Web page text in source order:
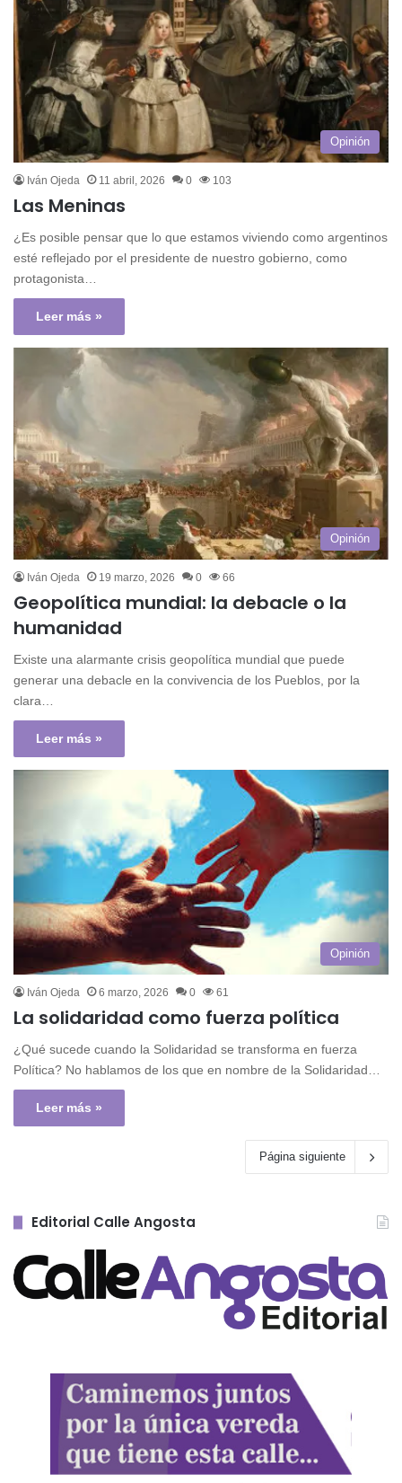
Opinión
Iván Ojeda 11 abril, 2026 0 103
Las Meninas
¿Es posible pensar que lo que estamos viviendo como argentinos
esté reflejado por el presidente de nuestro gobierno, como
protagonista…
Leer más »
Opinión
Iván Ojeda 19 marzo, 2026 0 66
Geopolítica mundial: la debacle o la
humanidad
Existe una alarmante crisis geopolítica mundial que puede
generar una debacle en la convivencia de los Pueblos, por la
clara…
Leer más »
Opinión
Iván Ojeda 6 marzo, 2026 0 61
La solidaridad como fuerza política
¿Qué sucede cuando la Solidaridad se transforma en fuerza
Política? No hablamos de los que en nombre de la Solidaridad…
Leer más »
Página siguiente
Editorial Calle Angosta